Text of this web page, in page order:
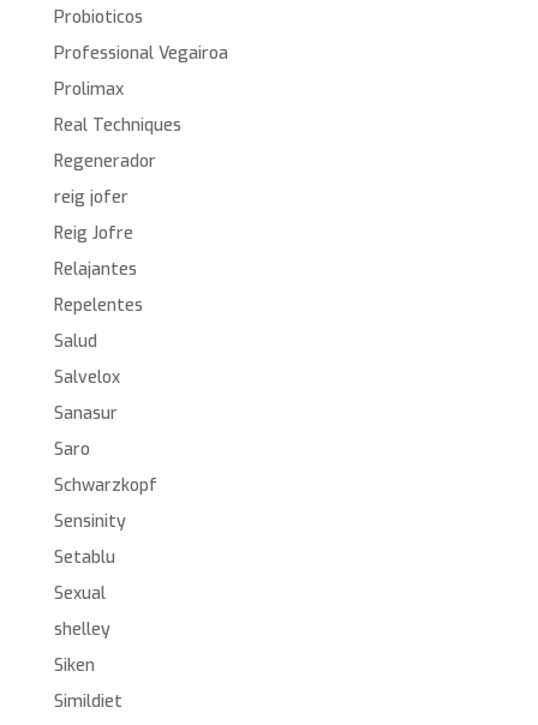
Probioticos
Professional Vegairoa
Prolimax
Real Techniques
Regenerador
reig jofer
Reig Jofre
Relajantes
Repelentes
Salud
Salvelox
Sanasur
Saro
Schwarzkopf
Sensinity
Setablu
Sexual
shelley
Siken
Simildiet